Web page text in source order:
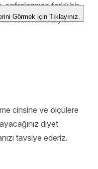
farklı bir
tarifinin detayları!
Görmek için Tıklayınız.
cinsine ve ölçülere
diyet
tavsiye ederiz.